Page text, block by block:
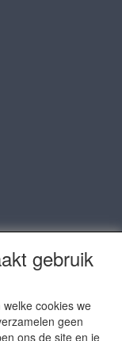
gebruik
cookies we
geen
ons de site en je